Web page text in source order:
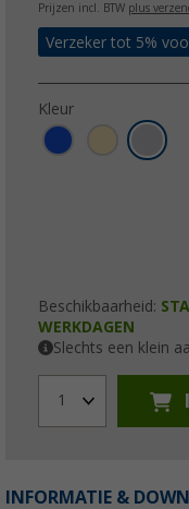
Prijzen incl. BTW plus
Verzeker tot 5%
Kleur
Beschikbaarheid:
WERKDAGEN
Slechts een klein
1
INFORMATIE &